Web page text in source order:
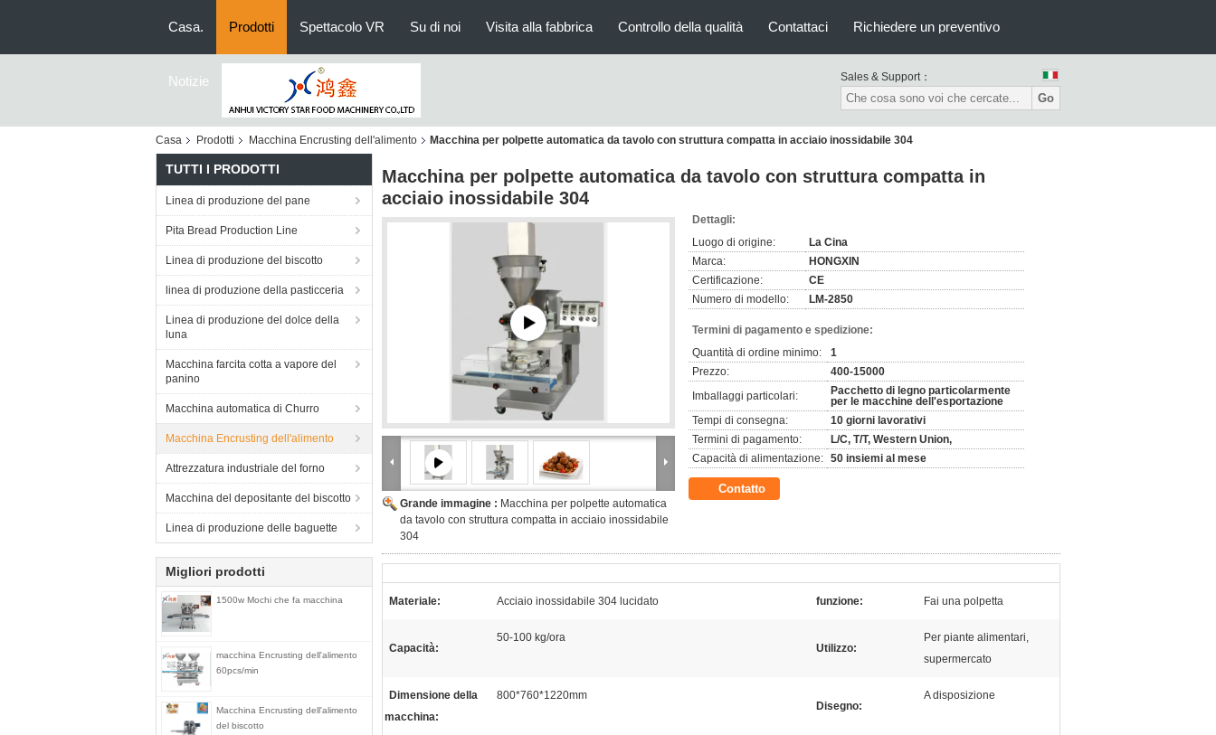
Casa. Prodotti Spettacolo VR Su di noi Visita alla fabbrica Controllo della qualità Contattaci Richiedere un preventivo
Notizie Sales & Support：
Go
Casa Prodotti Macchina Encrusting dell'alimento Macchina per polpette automatica da tavolo con struttura compatta in acciaio inossidabile 304
TUTTI I PRODOTTI
Linea di produzione del pane
Pita Bread Production Line
Linea di produzione del biscotto
linea di produzione della pasticceria
Linea di produzione del dolce della
luna
Macchina farcita cotta a vapore del
panino
Macchina automatica di Churro
Macchina Encrusting dell'alimento
Attrezzatura industriale del forno
Macchina del depositante del biscotto
Linea di produzione delle baguette
Migliori prodotti
1500w Mochi che fa macchina
macchina Encrusting dell'alimento
60pcs/min
Macchina Encrusting dell'alimento
del biscotto
Macchina per polpette automatica da tavolo con struttura compatta in
acciaio inossidabile 304
Grande immagine : Macchina per polpette automatica
da tavolo con struttura compatta in acciaio inossidabile
304
Dettagli:
Luogo di origine:
La Cina
Marca:
HONGXIN
Certificazione:
CE
Numero di modello:
LM-2850
Termini di pagamento e spedizione:
Quantità di ordine minimo:
1
Prezzo:
400-15000
Imballaggi particolari:
Pacchetto di legno particolarmente
per le macchine dell'esportazione
Tempi di consegna:
10 giorni lavorativi
Termini di pagamento:
L/C, T/T, Western Union,
Capacità di alimentazione: 50 insiemi al mese
Contatto
Materiale: Acciaio inossidabile 304 lucidato funzione: Fai una polpetta
Capacità:
50-100 kg/ora
Utilizzo:
Per piante alimentari,
supermercato
Dimensione della
macchina:
800*760*1220mm
Disegno:
A disposizione